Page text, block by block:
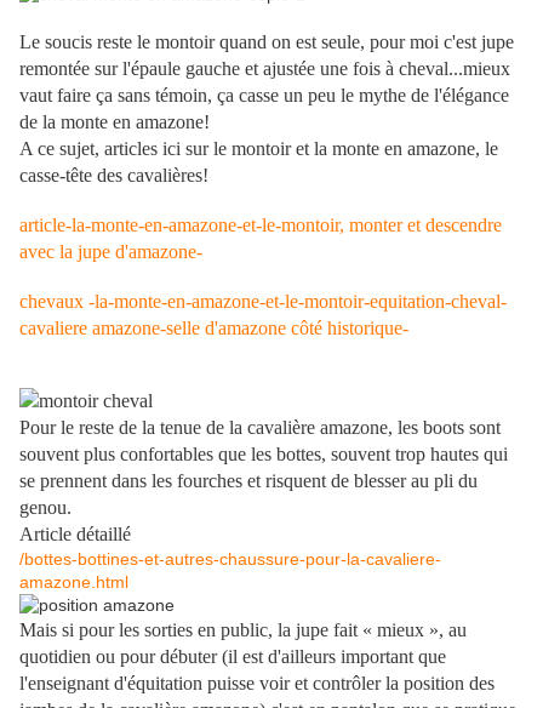
Le soucis reste le montoir quand on est seule, pour moi c'est jupe
remontée sur l'épaule gauche et ajustée une fois à cheval...mieux
vaut faire ça sans témoin, ça casse un peu le mythe de l'élégance
de la monte en amazone!
A ce sujet, articles ici sur le montoir et la monte en amazone, le
casse-tête des cavalières!
article-la-monte-en-amazone-et-le-montoir, monter et descendre
avec la jupe d'amazone-
chevaux -la-monte-en-amazone-et-le-montoir-equitation-cheval-
cavaliere amazone-selle d'amazone côté historique-
Pour le reste de la tenue de la cavalière amazone, les boots sont
souvent plus confortables que les bottes, souvent trop hautes qui
se prennent dans les fourches et risquent de blesser au pli du
genou.
Article détaillé
/bottes-bottines-et-autres-chaussure-pour-la-cavaliere-
amazone.html
Mais si pour les sorties en public, la jupe fait « mieux », au
quotidien ou pour débuter (il est d'ailleurs important que
l'enseignant d'équitation puisse voir et contrôler la position des